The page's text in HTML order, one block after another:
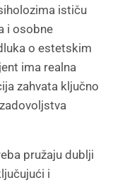
ističu
i osobne
o estetskim
ima realna
zahvata ključno
pružaju dublji
i